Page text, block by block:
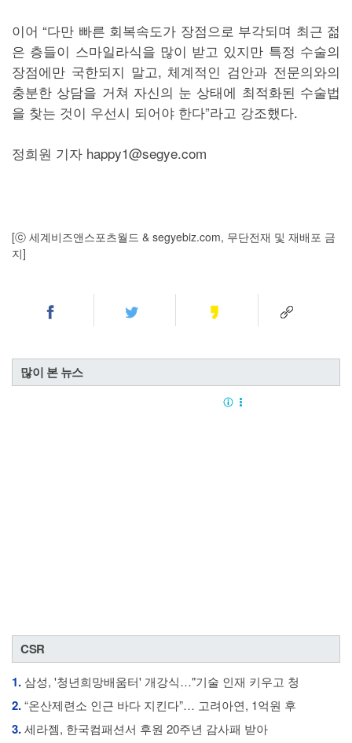
이어 “다만 빠른 회복속도가 장점으로 부각되며 최근 젊
은 층들이 스마일라식을 많이 받고 있지만 특정 수술의
장점에만 국한되지 말고, 체계적인 검안과 전문의와의
충분한 상담을 거쳐 자신의 눈 상태에 최적화된 수술법
을 찾는 것이 우선시 되어야 한다”라고 강조했다.
정희원 기자 happy1@segye.com
[ⓒ 세계비즈앤스포츠월드 & segyebiz.com, 무단전재 및 재배포 금
지]
많이 본 뉴스
CSR
1.삼성, '청년희망배움터' 개강식…"기술 인재 키우고 청
2.“온산제련소 인근 바다 지킨다”… 고려아연, 1억원 후
3.세라젬, 한국컴패션서 후원 20주년 감사패 받아